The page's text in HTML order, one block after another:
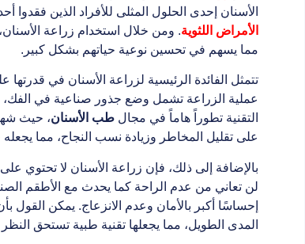
الأسنان إحدى الحلول المثلى للأفراد الذين فقدوا
الأمراض اللثوية. ومن خلال استخدام زراعة
مما يسهم في تحسين نوعية حياتهم بشكل كبير.
تتمثل الفائدة الرئيسية لزراعة الأسنان في
عملية الزراعة تشمل وضع جذور صناعية في الفك،
التقنية تطوراً هاماً في مجال طب الأسنان، حيث
على تقليل المخاطر وزيادة نسب النجاح، مما
بالإضافة إلى ذلك، فإن زراعة الأسنان لا تحتوي
لن تعاني من عدم الراحة كما يحدث مع الأطقم
إحساسًا أكبر بالأمان وعدم الانزعاج. يمكن القول
المدى الطويل، مما يجعلها تقنية طبية تستحق